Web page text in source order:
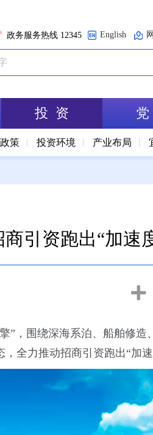
政务服务热线 12345 English
投 资
策 投资环境 产业布局
引资跑出“加速
，围绕深海系泊、船舶修造
全力推动招商引资跑出“加速